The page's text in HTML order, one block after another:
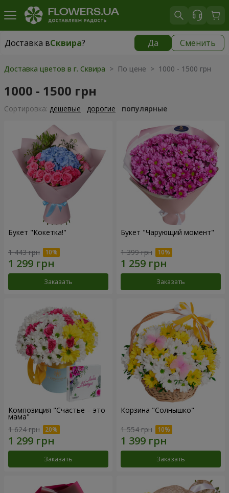
Доставка вСквира? Да Сменить
Доставка вСквира|
Доставка цветов в г. Сквира > По цене > 1000 - 1500 грн
1000 - 1500 грн
Cортировка: дешевые дорогие популярные
Букет "Кокетка!"
1 443 грн
Заказать
Букет "Чарующий момент"
1 399 грн
Заказать
Композиция "Счастье – это
мама"
1 624 грн
Заказать
Корзина "Солнышко"
1 554 грн
Заказать